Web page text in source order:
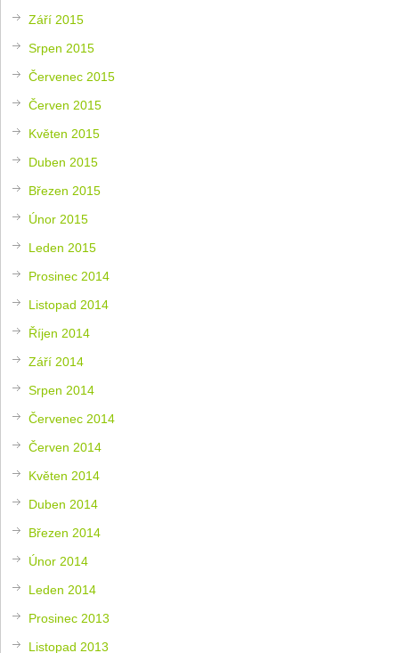
Září 2015
Srpen 2015
Červenec 2015
Červen 2015
Květen 2015
Duben 2015
Březen 2015
Únor 2015
Leden 2015
Prosinec 2014
Listopad 2014
Říjen 2014
Září 2014
Srpen 2014
Červenec 2014
Červen 2014
Květen 2014
Duben 2014
Březen 2014
Únor 2014
Leden 2014
Prosinec 2013
Listopad 2013